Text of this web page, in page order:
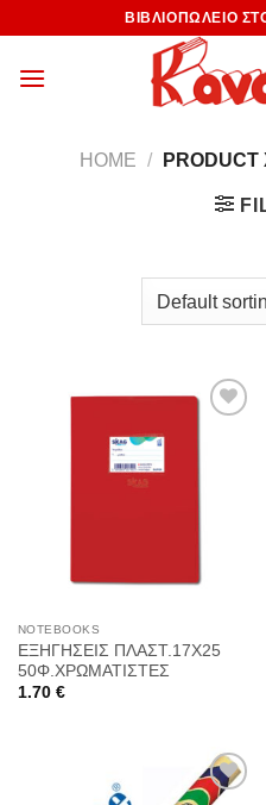
ΒΙΒΛΙΟΠΩΛΕΙΟ
HOME /
NOTEBOOKS
ΕΞΗΓΗΣΕΙΣ ΠΛΑΣΤ.17Χ25
50Φ.ΧΡΩΜΑΤΙΣΤΕΣ
1.70 €